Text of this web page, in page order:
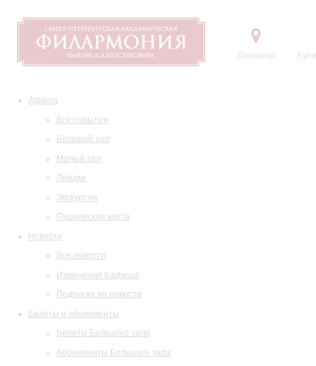
Контакты
Афиша
Все события
Большой зал
Малый зал
Лекции
Экскурсии
Пушкинская карта
Новости
Все новости
Изменения в афише
Подписка на новости
Билеты и абонементы
Билеты Большого зала
Абонементы Большого зала